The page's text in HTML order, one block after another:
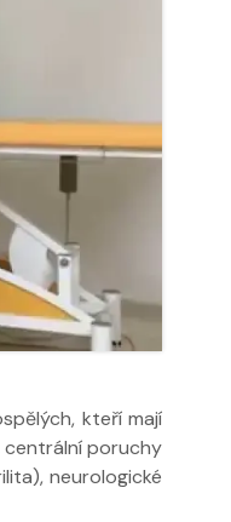
kteří mají
centrální poruchy
neurologické
Nabídka léčby ve
FYZIOklinice
Nabídka masáží